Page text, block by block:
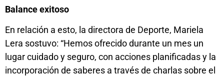
Balance exitoso
En relación a esto, la directora de Deporte, Mariela
Lera sostuvo: “Hemos ofrecido durante un mes un
lugar cuidado y seguro, con acciones planificadas y la
incorporación de saberes a través de charlas sobre el